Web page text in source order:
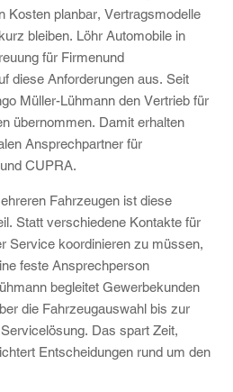
Kosten planbar, Vertragsmodelle
bleiben. Löhr Automobile in
für Firmenund
diese Anforderungen aus. Seit
Müller-Lühmann den Vertrieb für
übernommen. Damit erhalten
Ansprechpartner für
CUPRA.
Fahrzeugen ist diese
Statt verschiedene Kontakte für
Service koordinieren zu müssen,
feste Ansprechperson
begleitet Gewerbekunden
die Fahrzeugauswahl bis zur
Das spart Zeit,
Entscheidungen rund um den